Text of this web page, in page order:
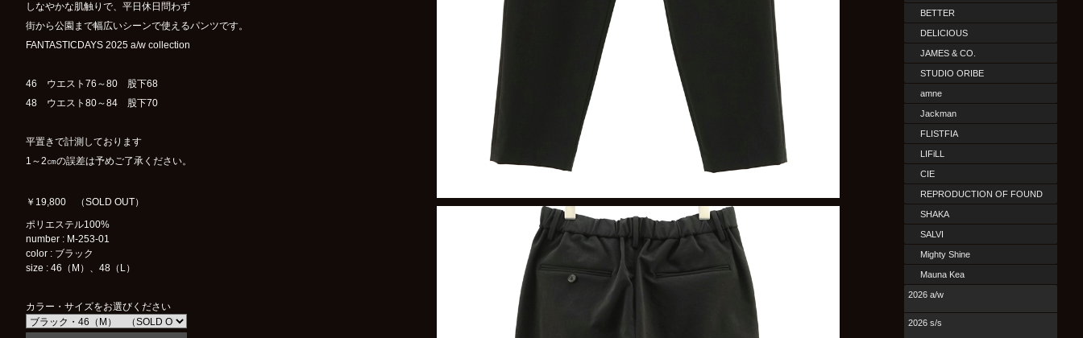
しなやかな肌触りで、平日休日問わず
街から公園まで幅広いシーンで使えるパンツです。
FANTASTICDAYS 2025 a/w collection
46 ウエスト76～80 股下68
48 ウエスト80～84 股下70
平置きで計測しております
1～2㎝の誤差は予めご了承ください。
￥19,800 （SOLD OUT）
ポリエステル100%
number : M-253-01
color : ブラック
size : 46（M）、48（L）
カラー・サイズをお選びください
BETTER
DELICIOUS
JAMES & CO.
STUDIO ORIBE
amne
Jackman
FLISTFIA
LIFiLL
CIE
REPRODUCTION OF FOUND
SHAKA
SALVI
Mighty Shine
Mauna Kea
2026 a/w
2026 s/s